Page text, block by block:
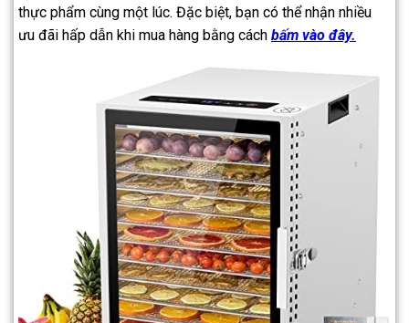
thực phẩm cùng một lúc. Đặc biệt, bạn có thể nhận nhiều
ưu đãi hấp dẫn khi mua hàng bằng cách bấm vào đây.